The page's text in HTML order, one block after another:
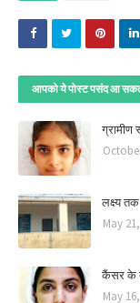
आपको ये पोस्ट पसंद आ
ग्रामीण
लक्ष्य
May
कैंसर के
May